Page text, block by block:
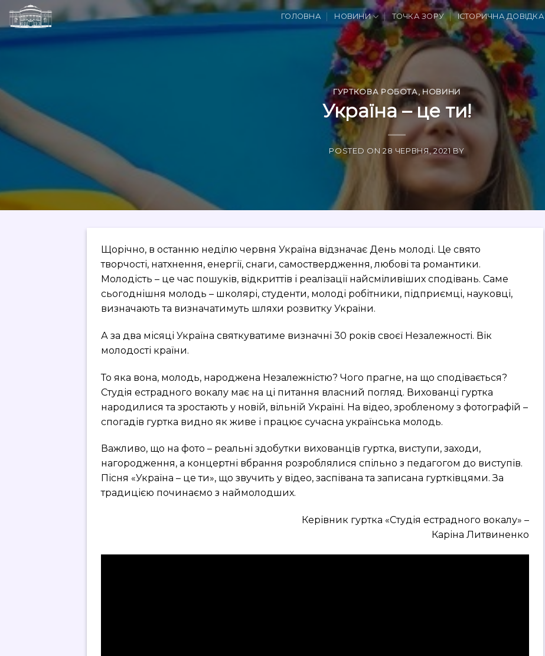
content
ГОЛОВНА НОВИНИ ТОЧКА ЗОРУ ІСТОРИЧНА ДОВІДКА
ГУРТКОВА РОБОТА, НОВИНИ
Україна – це ти!
POSTED ON 28 ЧЕРВНЯ, 2021BY
Щорічно, в останню неділю червня Україна відзначає День молоді. Це свято
творчості, натхнення, енергії, снаги, самоствердження, любові та романтики.
Молодість – це час пошуків, відкриттів і реалізації найсміливіших сподівань. Саме
сьогоднішня молодь – школярі, студенти, молоді робітники, підприємці, науковці,
визначають та визначатимуть шляхи розвитку України.
А за два місяці Україна святкуватиме визначні 30 років своєї Незалежності. Вік
молодості країни.
То яка вона, молодь, народжена Незалежністю? Чого прагне, на що сподівається?
Студія естрадного вокалу має на ці питання власний погляд. Вихованці гуртка
народилися та зростають у новій, вільній Україні. На відео, зробленому з фотографій –
спогадів гуртка видно як живе і працює сучасна українська молодь.
Важливо, що на фото – реальні здобутки вихованців гуртка, виступи, заходи,
нагородження, а концертні вбрання розроблялися спільно з педагогом до виступів.
Пісня «Україна – це ти», що звучить у відео, заспівана та записана гуртківцями. За
традицією починаємо з наймолодших.
Керівник гуртка «Студія естрадного вокалу» –
Каріна Литвиненко